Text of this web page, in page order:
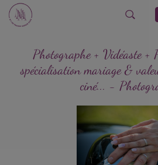
Photographe + Vidéaste +
spécialisation mariage &
ciné... -